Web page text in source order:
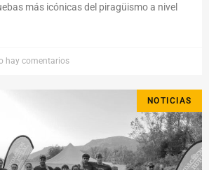
más icónicas del piragüismo a nivel
hay comentarios
NOTICIAS